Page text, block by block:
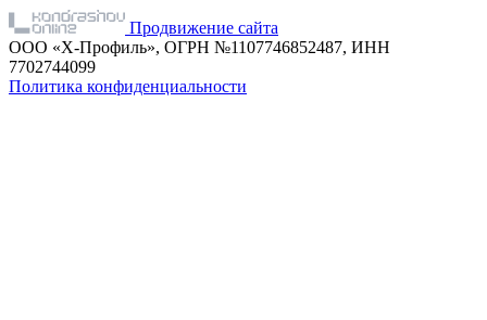
Продвижение сайта
ООО «Х-Профиль», ОГРН №1107746852487, ИНН
7702744099
Политика конфиденциальности